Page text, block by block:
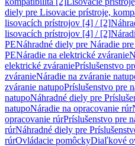
diely pre Lisovacie prístroje,
lisovacích prístrojov [4] / [2]
lisovacích prístrojov [4] / [2]
PENáhradné diely pre Náradie
PENáradie na elektrické zváranie
elektrické zváraniePríslušenstvo
zváranieNáradie na zváranie
zváranie natupoPríslušenstvo pre
natupoNáhradné diely pre
natupoNáradie na opracovanie rúr
opracovanie rúrPríslušenstvo pre
rúrNáhradné diely pre
rúrOvládacie pomôckyDiaľkové